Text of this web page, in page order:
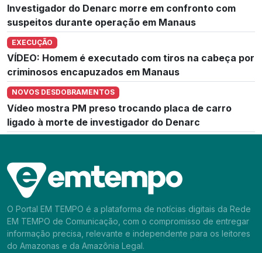
Investigador do Denarc morre em confronto com
suspeitos durante operação em Manaus
EXECUÇÃO
VÍDEO: Homem é executado com tiros na cabeça por
criminosos encapuzados em Manaus
NOVOS DESDOBRAMENTOS
Vídeo mostra PM preso trocando placa de carro
ligado à morte de investigador do Denarc
O Portal EM TEMPO é a plataforma de notícias digitais da Rede
EM TEMPO de Comunicação, com o compromisso de entregar
informação precisa, relevante e independente para os leitores
do Amazonas e da Amazônia Legal.